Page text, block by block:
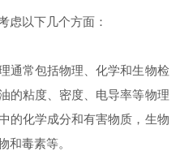
以下几个方面：
常包括物理、化学和生物检
的粘度、密度、电导率等物理
的化学成分和有害物质，生物
和毒素等。